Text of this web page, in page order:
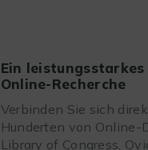
Ein
Online-Recherche
Verbinden Sie sich
Hunderten von Online-
Library of Congress,